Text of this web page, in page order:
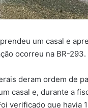
um casal e
ocorreu na BR-293.
deram ordem de
casal e, durante a
verificado que havia